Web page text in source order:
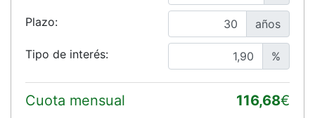
Plazo: años
Tipo de interés: %
Cuota mensual 116,68€